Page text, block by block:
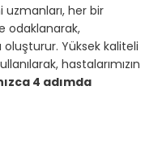
uzmanları, her bir
odaklanarak,
Yüksek kaliteli
hastalarımızın
4 adımda